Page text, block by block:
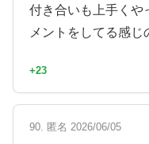
付き合いも上手くや
メントをしてる感じ
+23
90. 匿名 2026/06/05